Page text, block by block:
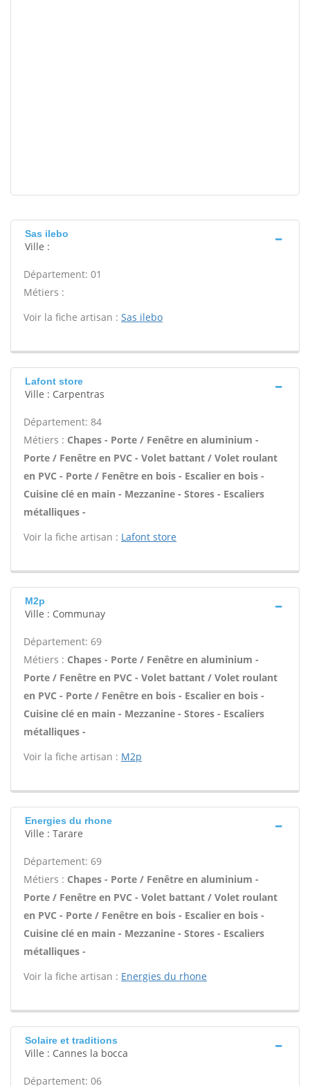
Sas ilebo
Ville :
Département: 01
Métiers :
Voir la fiche artisan : Sas ilebo
Lafont store
Ville : Carpentras
Département: 84
Métiers : Chapes - Porte / Fenêtre en aluminium -
Porte / Fenêtre en PVC - Volet battant / Volet roulant
en PVC - Porte / Fenêtre en bois - Escalier en bois -
Cuisine clé en main - Mezzanine - Stores - Escaliers
métalliques -
Voir la fiche artisan : Lafont store
M2p
Ville : Communay
Département: 69
Métiers : Chapes - Porte / Fenêtre en aluminium -
Porte / Fenêtre en PVC - Volet battant / Volet roulant
en PVC - Porte / Fenêtre en bois - Escalier en bois -
Cuisine clé en main - Mezzanine - Stores - Escaliers
métalliques -
Voir la fiche artisan : M2p
Energies du rhone
Ville : Tarare
Département: 69
Métiers : Chapes - Porte / Fenêtre en aluminium -
Porte / Fenêtre en PVC - Volet battant / Volet roulant
en PVC - Porte / Fenêtre en bois - Escalier en bois -
Cuisine clé en main - Mezzanine - Stores - Escaliers
métalliques -
Voir la fiche artisan : Energies du rhone
Solaire et traditions
Ville : Cannes la bocca
Département: 06